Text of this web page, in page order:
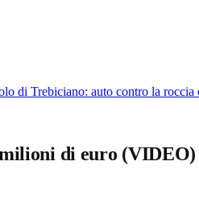
di Trebiciano: auto contro la roccia
di euro (VIDEO)